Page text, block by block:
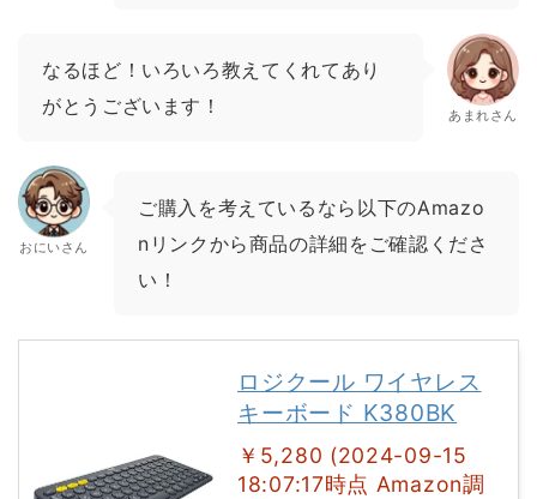
なるほど！いろいろ教えてくれてあり
がとうございます！
あまれさん
おにいさん
ご購入を考えているなら以下のAmazo
nリンクから商品の詳細をご確認くださ
い！
ロジクール ワイヤレス
キーボード K380BK
￥5,280 (2024-09-15
18:07:17時点 Amazon調